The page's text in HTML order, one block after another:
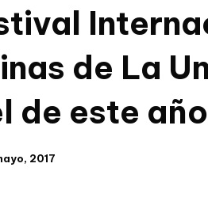
de La
de este año
2017